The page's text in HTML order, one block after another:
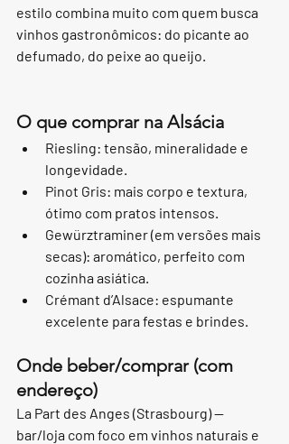
estilo combina muito com quem busca
vinhos gastronômicos: do picante ao
defumado, do peixe ao queijo.
O que comprar na Alsácia
Riesling: tensão, mineralidade e
longevidade.
Pinot Gris: mais corpo e textura,
ótimo com pratos intensos.
Gewürztraminer (em versões mais
secas): aromático, perfeito com
cozinha asiática.
Crémant d’Alsace: espumante
excelente para festas e brindes.
Onde beber/comprar (com
endereço)
La Part des Anges (Strasbourg) —
bar/loja com foco em vinhos naturais e